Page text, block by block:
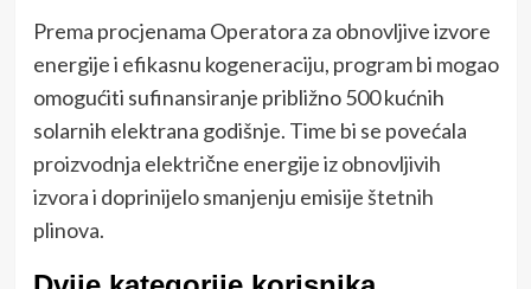
Prema procjenama Operatora za obnovljive izvore
energije i efikasnu kogeneraciju, program bi mogao
omogućiti sufinansiranje približno 500 kućnih
solarnih elektrana godišnje. Time bi se povećala
proizvodnja električne energije iz obnovljivih
izvora i doprinijelo smanjenju emisije štetnih
plinova.